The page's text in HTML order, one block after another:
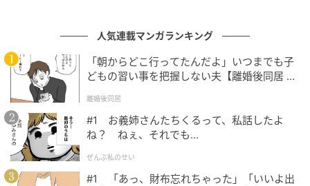
人気連載マンガランキング
「朝からどこ行ってたんだよ」いつまでも子
どもの習い事を把握しない夫【離婚後同居 Vo
離婚後同居
#1 お義姉さんたちくるって、私話したよ
ね？ ねぇ、それでも…
ぜんぶ私のせい
#1 「あっ、財布忘れちゃった」「いいよ出